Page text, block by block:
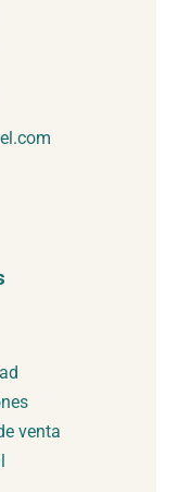
venta